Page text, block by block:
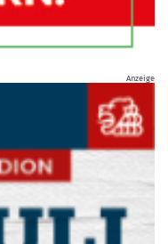
Anzeige